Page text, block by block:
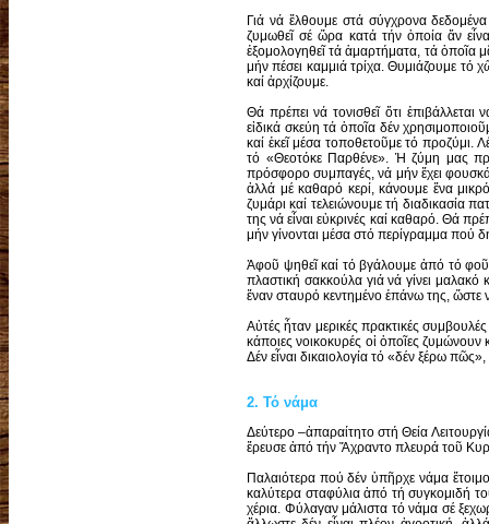
Γιά νά ἔλθουμε στά σύγχρονα
ζυμωθεῖ σέ ὥρα κατά τήν ὁποία ἄν
ἐξομολογηθεῖ τά ἁμαρτήματα, τά ὁποῖα
μήν πέσει καμμιά τρίχα. Θυμιάζουμε τό
καί ἀρχίζουμε.
Θά πρέπει νά τονισθεῖ ὅτι
εἰδικά σκεύη τά ὁποῖα δέν
καί ἐκεῖ μέσα τοποθετοῦμε τό προζύμι.
τό «Θεοτόκε Παρθένε». Ἡ ζύμη μας
πρόσφορο συμπαγές, νά μήν ἔχει
ἀλλά μέ καθαρό κερί, κάνουμε ἕνα
ζυμάρι καί τελειώνουμε τή διαδικασία
της νά εἶναι εὐκρινές καί καθαρό. Θά
μήν γίνονται μέσα στό περίγραμμα πού
Ἀφοῦ ψηθεῖ καί τό βγάλουμε ἀπό τό
πλαστική σακκούλα γιά νά γίνει
ἕναν σταυρό κεντημένο ἐπάνω της, ὥστε
Αὐτές ἦταν μερικές πρακτικές
κάποιες νοικοκυρές οἱ ὁποῖες
Δέν εἶναι δικαιολογία τό «δέν ξέρω
2. Τό νάμα
Δεύτερο –ἀπαραίτητο στή Θεία
ἔρευσε ἀπό τήν Ἄχραντο πλευρά τοῦ
Παλαιότερα πού δέν ὑπῆρχε νάμα
καλύτερα σταφύλια ἀπό τή συγκομιδή
χέρια. Φύλαγαν μάλιστα τό νάμα σέ